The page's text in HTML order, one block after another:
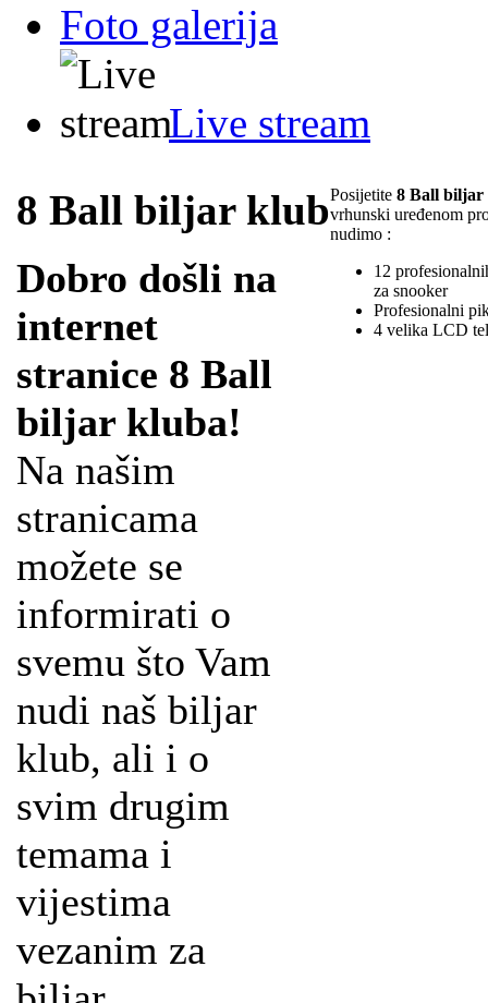
Foto galerija
Live stream
8 Ball biljar klub
Dobro došli na
internet
stranice 8 Ball
biljar kluba!
Na našim
stranicama
možete se
informirati o
svemu što Vam
nudi naš biljar
klub, ali i o
svim drugim
temama i
vijestima
vezanim za
Posijetite 8 Ball biljar
vrhunski uređenom
nudimo :
12
za snooker
Profesionalni
4 velika LCD